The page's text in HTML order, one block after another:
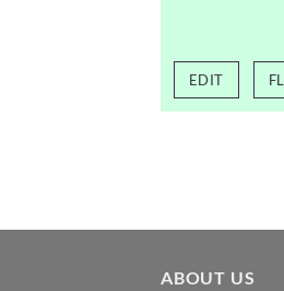
EDIT
ABOUT US